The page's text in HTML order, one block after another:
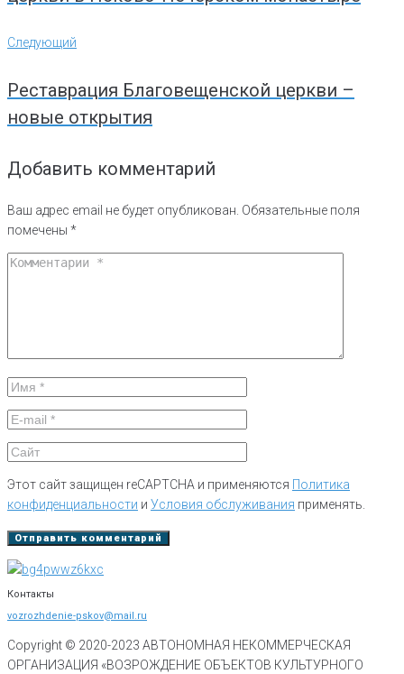
Следующий
Следующий
Реставрация Благовещенской церкви –
новые открытия
Добавить комментарий
Ваш адрес email не будет опубликован. Обязательные поля
помечены *
Этот сайт защищен reCAPTCHA и применяются Политика
конфиденциальности и Условия обслуживания применять.
Контакты
vozrozhdenie-pskov@mail.ru
Copyright © 2020-2023 АВТОНОМНАЯ НЕКОММЕРЧЕСКАЯ
ОРГАНИЗАЦИЯ «ВОЗРОЖДЕНИЕ ОБЪЕКТОВ КУЛЬТУРНОГО